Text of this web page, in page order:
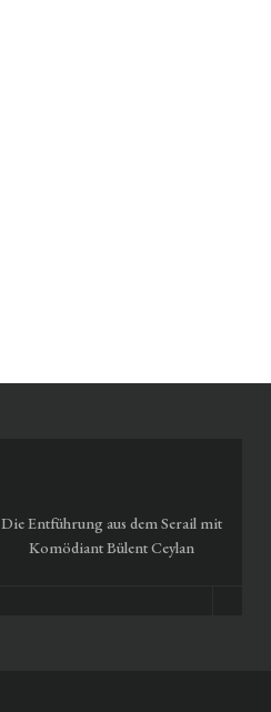
Die Entführung aus dem Serail mit
Komödiant Bülent Ceylan